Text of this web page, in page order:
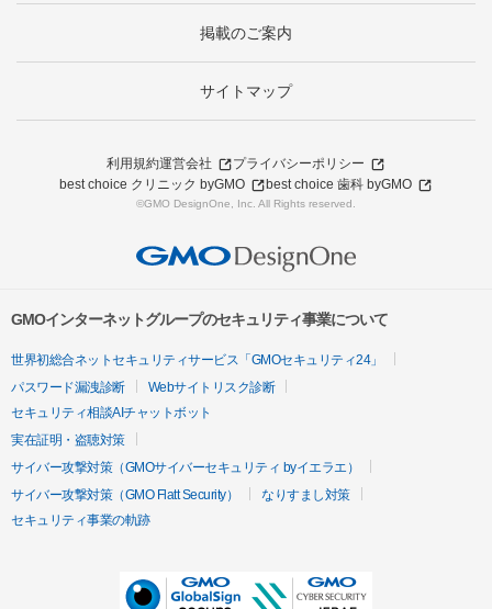
掲載のご案内
サイトマップ
利用規約運営会社
プライバシーポリシー
best choice クリニック byGMO
best choice 歯科 byGMO
©GMO DesignOne, Inc. All Rights reserved.
GMOインターネットグループのセキュリティ事業について
世界初総合ネットセキュリティサービス「GMOセキュリティ24」
パスワード漏洩診断
Webサイトリスク診断
セキュリティ相談AIチャットボット
実在証明・盗聴対策
サイバー攻撃対策（GMOサイバーセキュリティ byイエラエ）
サイバー攻撃対策（GMO Flatt Security）
なりすまし対策
セキュリティ事業の軌跡